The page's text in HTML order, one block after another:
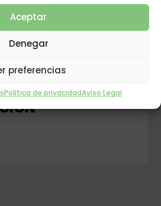
Aceptar
Denegar
preferencias
Política de privacidadAviso Legal